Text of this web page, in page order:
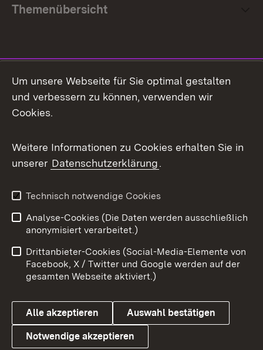
Themenübersicht
Facebook
X / Twitter
Youtube
Link zum Landesportal
Impressum
Kontakt
Barrierefreiheit
Datenschutz
Cookies
Um unsere Webseite für Sie optimal gestalten
und verbessern zu können, verwenden wir
Cookies.
Weitere Informationen zu Cookies erhalten Sie in
unserer Datenschutzerklärung.
Technisch notwendige Cookies
Analyse-Cookies (Die Daten werden ausschließlich
anonymisiert verarbeitet.)
Drittanbieter-Cookies (Social-Media-Elemente von
Facebook, X / Twitter und Google werden auf der
gesamten Webseite aktiviert.)
Alle akzeptieren Auswahl bestätigen
Notwendige akzeptieren